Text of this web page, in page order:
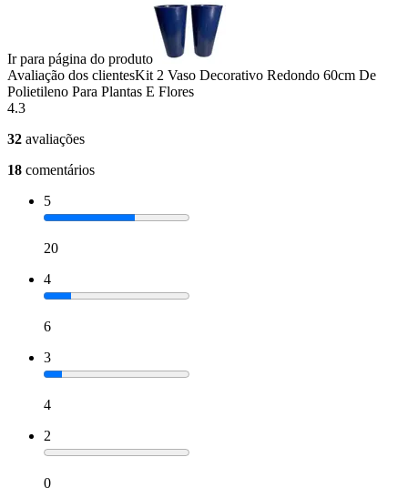
Ir para página do produto
Avaliação dos clientesKit 2 Vaso Decorativo Redondo 60cm De
Polietileno Para Plantas E Flores
4.3
32 avaliações
18 comentários
5
20
4
6
3
4
2
0